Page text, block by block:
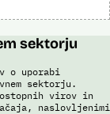
sektorju
o uporabi
sektorju.
virov in
naslovljenimi